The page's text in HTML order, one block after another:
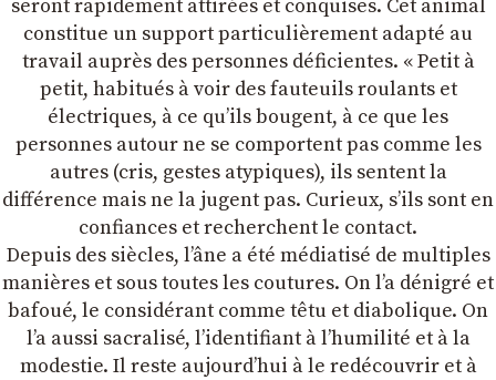
seront rapidement attirées et conquises. Cet animal
constitue un support particulièrement adapté au
travail auprès des personnes déficientes. « Petit à
petit, habitués à voir des fauteuils roulants et
électriques, à ce quʼils bougent, à ce que les
personnes autour ne se comportent pas comme les
autres (cris, gestes atypiques), ils sentent la
différence mais ne la jugent pas. Curieux, sʼils sont en
confiances et recherchent le contact.
Depuis des siècles, lʼâne a été médiatisé de multiples
manières et sous toutes les coutures. On lʼa dénigré et
bafoué, le considérant comme têtu et diabolique. On
lʼa aussi sacralisé, lʼidentifiant à lʼhumilité et à la
modestie. Il reste aujourdʼhui à le redécouvrir et à